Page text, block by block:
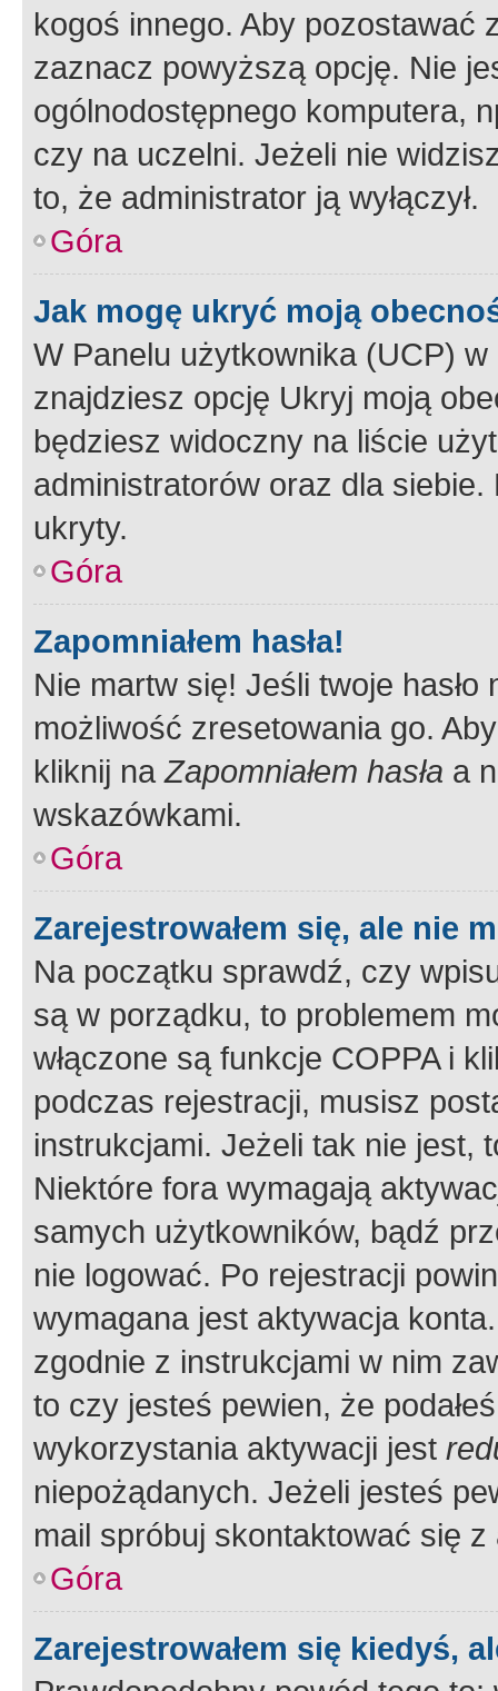
kogoś innego. Aby pozostawać
zaznacz powyższą opcję. Nie
ogólnodostępnego komputera,
czy na uczelni. Jeżeli nie
to, że administrator ją wyłączył.
Góra
Jak mogę ukryć moją
W Panelu użytkownika (UCP) w
znajdziesz opcję Ukryj moją
będziesz widoczny na liście
administratorów oraz dla
ukryty.
Góra
Zapomniałem hasła!
Nie martw się! Jeśli twoje
możliwość zresetowania go.
kliknij naZapomniałem hasła a
wskazówkami.
Góra
Zarejestrowałem się, ale nie
Na początku sprawdź, czy
są w porządku, to problemem
włączone są funkcje COPPA i
podczas rejestracji, musisz
instrukcjami. Jeżeli tak nie jest,
Niektóre fora wymagają
samych użytkowników, bądź
nie logować. Po rejestracji
wymagana jest aktywacja
zgodnie z instrukcjami w nim
to czy jesteś pewien, że
wykorzystania aktywacji jest
niepożądanych. Jeżeli jesteś
mail spróbuj skontaktować się
Góra
Zarejestrowałem się kiedyś,